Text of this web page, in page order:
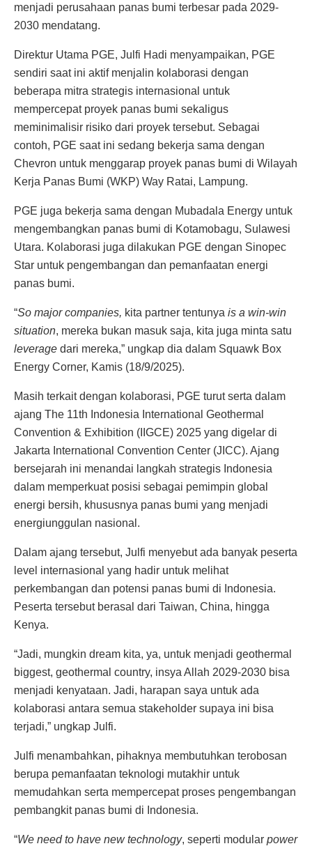
menjadi perusahaan panas bumi terbesar pada 2029-
2030 mendatang.
Direktur Utama PGE, Julfi Hadi menyampaikan, PGE
sendiri saat ini aktif menjalin kolaborasi dengan
beberapa mitra strategis internasional untuk
mempercepat proyek panas bumi sekaligus
meminimalisir risiko dari proyek tersebut. Sebagai
contoh, PGE saat ini sedang bekerja sama dengan
Chevron untuk menggarap proyek panas bumi di Wilayah
Kerja Panas Bumi (WKP) Way Ratai, Lampung.
PGE juga bekerja sama dengan Mubadala Energy untuk
mengembangkan panas bumi di Kotamobagu, Sulawesi
Utara. Kolaborasi juga dilakukan PGE dengan Sinopec
Star untuk pengembangan dan pemanfaatan energi
panas bumi.
“So major companies, kita partner tentunya is a win-win
situation, mereka bukan masuk saja, kita juga minta satu
leverage dari mereka,” ungkap dia dalam Squawk Box
Energy Corner, Kamis (18/9/2025).
Masih terkait dengan kolaborasi, PGE turut serta dalam
ajang The 11th Indonesia International Geothermal
Convention & Exhibition (IIGCE) 2025 yang digelar di
Jakarta International Convention Center (JICC). Ajang
bersejarah ini menandai langkah strategis Indonesia
dalam memperkuat posisi sebagai pemimpin global
energi bersih, khususnya panas bumi yang menjadi
energiunggulan nasional.
Dalam ajang tersebut, Julfi menyebut ada banyak peserta
level internasional yang hadir untuk melihat
perkembangan dan potensi panas bumi di Indonesia.
Peserta tersebut berasal dari Taiwan, China, hingga
Kenya.
“Jadi, mungkin dream kita, ya, untuk menjadi geothermal
biggest, geothermal country, insya Allah 2029-2030 bisa
menjadi kenyataan. Jadi, harapan saya untuk ada
kolaborasi antara semua stakeholder supaya ini bisa
terjadi,” ungkap Julfi.
Julfi menambahkan, pihaknya membutuhkan terobosan
berupa pemanfaatan teknologi mutakhir untuk
memudahkan serta mempercepat proses pengembangan
pembangkit panas bumi di Indonesia.
“We need to have new technology, seperti modular power